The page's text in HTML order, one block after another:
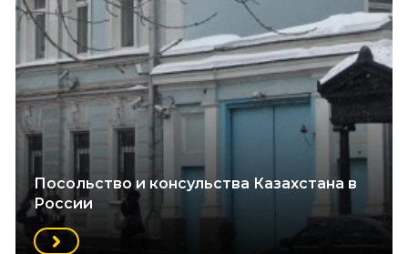
Посольство и консульства Казахстана в
России